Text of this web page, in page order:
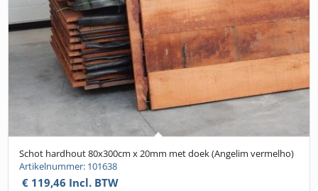
Schot hardhout 80x300cm x 20mm met doek (Angelim vermelho)
Artikelnummer: 101638
€ 119,46 Incl. BTW